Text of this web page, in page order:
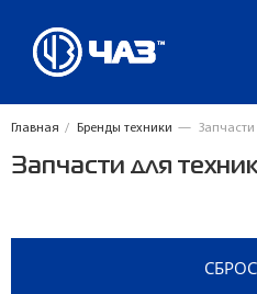
Главная / Бренды техники — Запчасти
Запчасти для